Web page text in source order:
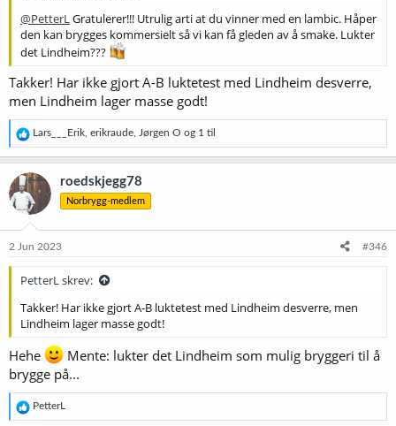
@PetterLGratulerer!!! Utrulig arti at du vinner med en lambic. Håper
den kan brygges kommersielt så vi kan få gleden av å smake. Lukter
det Lindheim???
Takker! Har ikke gjort A-B luktetest med Lindheim desverre,
men Lindheim lager masse godt!
R
e
a
k
s
j
o
e
Lars___Erik erikraude Jørgen O og 1 til
roedskjegg78
Norbrygg-medlem
2 Jun 2023 #346
PetterL skrev:
Takker! Har ikke gjort A-B luktetest med Lindheim desverre, men
Lindheim lager masse godt!
Hehe
Mente: lukter det Lindheim som mulig bryggeri til å
brygge på...
R
e
PetterL